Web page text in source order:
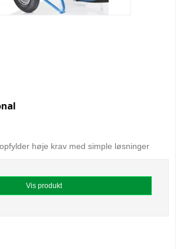
høje krav med simple løsninger
Vis produkt